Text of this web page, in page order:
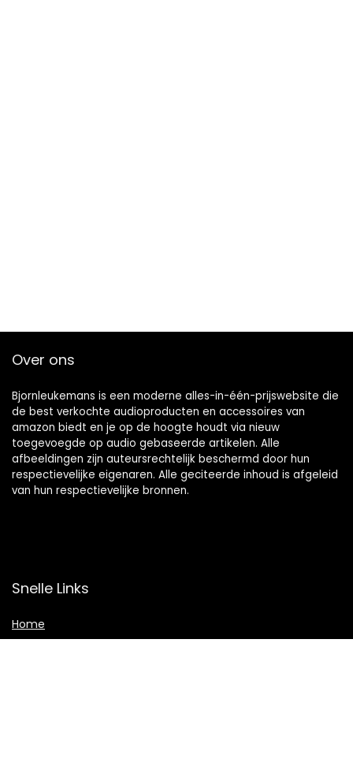
Over ons
Bjornleukemans is een moderne alles-in-één-prijswebsite die
de best verkochte audioproducten en accessoires van
amazon biedt en je op de hoogte houdt via nieuw
toegevoegde op audio gebaseerde artikelen. Alle
afbeeldingen zijn auteursrechtelijk beschermd door hun
respectievelijke eigenaren. Alle geciteerde inhoud is afgeleid
van hun respectievelijke bronnen.
Snelle Links
Home